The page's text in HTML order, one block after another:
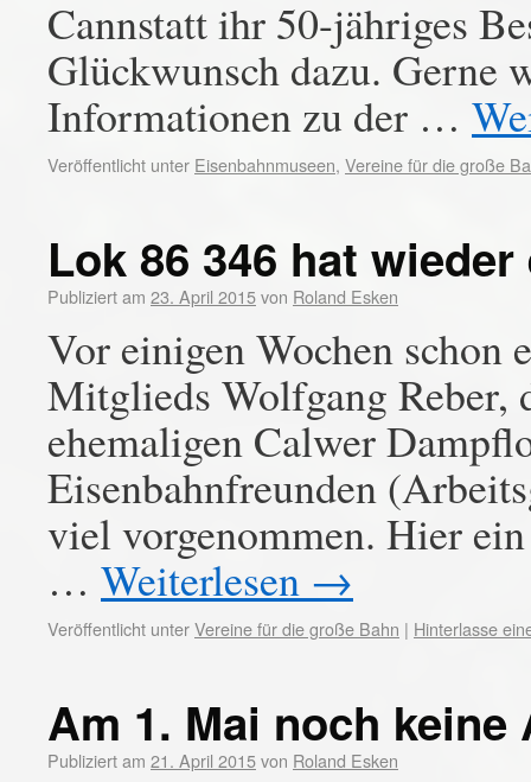
Cannstatt ihr 50-jähriges
Glückwunsch dazu. Gerne
Informationen zu der …
Veröffentlicht unter Eisenbahnmuseen, Vereine für die große
Lok 86 346 hat
Publiziert am 23. April 2015von Roland Esken
Vor einigen Wochen
Mitglieds Wolfgang Reber,
ehemaligen Calwer
Eisenbahnfreunden
viel vorgenommen. Hier
… Weiterlesen →
Veröffentlicht unterVereine für die große Bahn | Hinterlasse
Am 1. Mai noch
Publiziert am 21. April 2015von Roland Esken